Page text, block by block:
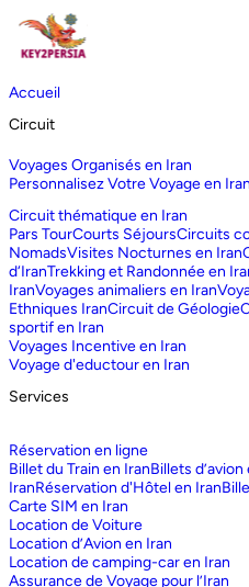
Accueil
Circuit
Voyages Organisés en Iran
Personnalisez Votre Voyage en Iran
Circuit thématique en Iran
Pars TourCourts SéjoursCircuits
NomadsVisites Nocturnes en Iran
d‘IranTrekking et Randonnée en
IranVoyages animaliers en Iran
Ethniques IranCircuit de Géologie
sportif en Iran
Voyages Incentive en Iran
Voyage d'eductour en Iran
Services
Réservation en ligne
Billet du Train en IranBillets d’avion
IranRéservation d'Hôtel en Iran
Carte SIM en Iran
Location de Voiture
Location d’Avion en Iran
Location de camping-car en Iran
Assurance de Voyage pour l’Iran